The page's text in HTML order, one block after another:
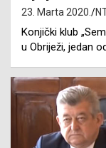
23. Marta 2020.
Konjički klub
u Obriježi, jedan